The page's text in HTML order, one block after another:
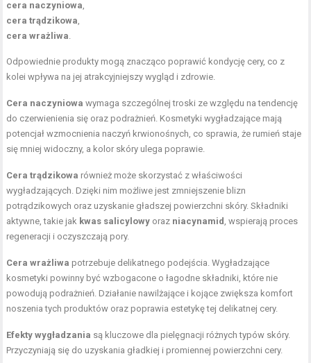
cera naczyniowa,
cera trądzikowa,
cera wrażliwa.
Odpowiednie produkty mogą znacząco poprawić kondycję cery, co z
kolei wpływa na jej atrakcyjniejszy wygląd i zdrowie.
Cera naczyniowa wymaga szczególnej troski ze względu na tendencję
do czerwienienia się oraz podrażnień. Kosmetyki wygładzające mają
potencjał wzmocnienia naczyń krwionośnych, co sprawia, że rumień staje
się mniej widoczny, a kolor skóry ulega poprawie.
Cera trądzikowa również może skorzystać z właściwości
wygładzających. Dzięki nim możliwe jest zmniejszenie blizn
potrądzikowych oraz uzyskanie gładszej powierzchni skóry. Składniki
aktywne, takie jak kwas salicylowy oraz niacynamid , wspierają proces
regeneracji i oczyszczają pory.
Cera wrażliwa potrzebuje delikatnego podejścia. Wygładzające
kosmetyki powinny być wzbogacone o łagodne składniki, które nie
powodują podrażnień. Działanie nawilżające i kojące zwiększa komfort
noszenia tych produktów oraz poprawia estetykę tej delikatnej cery.
Efekty wygładzania są kluczowe dla pielęgnacji różnych typów skóry.
Przyczyniają się do uzyskania gładkiej i promiennej powierzchni cery.